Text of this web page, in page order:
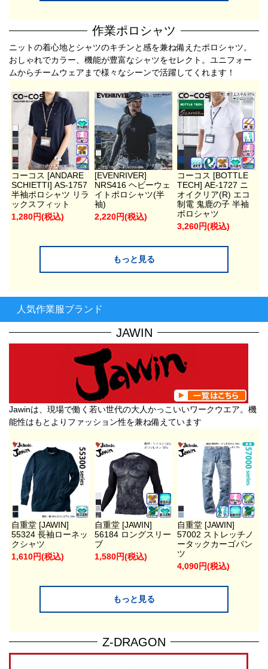
作業ポロシャツ
ニットの着心地とシャツのキチンと感を兼ね備えたポロシャツ。
おしゃれでカラー、機能が豊富なシャツをセレクト。ユニフォー
ムからチームウェアまで様々なシーンで活躍してくれます！
コーコス [ANDARE
SCHIETTI] AS-1757
半袖ポロシャツ リラ
ックスフィット
1,280円(税込)
[EVENRIVER]
NRS416 ヘビーウェ
イトポロシャツ(半
袖)
2,220円(税込)
コーコス [BOTTLE
TECH] AE-1727 ニ
オイクリア(R) エコ
制電 鬼鹿の子 半袖
ポロシャツ
3,260円(税込)
もっと見る
人気作業服ブランド
JAWIN
Jawinは、現場で働く若い世代の大人かっこいいワークウエア。機
能性はもとよりファッション性を兼ね備えています
自重堂 [JAWIN]
55324 長袖ローネッ
クシャツ
1,610円(税込)
自重堂 [JAWIN]
56184 ロングスリー
ブ
1,580円(税込)
自重堂 [JAWIN]
57002 ストレッチノ
ータックカーゴパン
ツ
4,090円(税込)
もっと見る
Z-DRAGON